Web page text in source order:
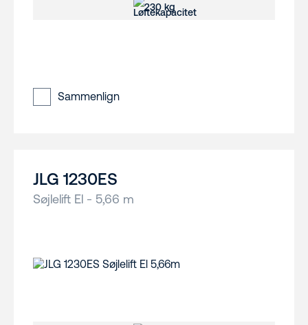
230 kg
Sammenlign
JLG 1230ES
Søjlelift El - 5,66 m